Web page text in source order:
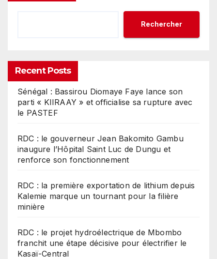
Rechercher
Recent Posts
Sénégal : Bassirou Diomaye Faye lance son
parti « KIIRAAY » et officialise sa rupture avec
le PASTEF
RDC : le gouverneur Jean Bakomito Gambu
inaugure l’Hôpital Saint Luc de Dungu et
renforce son fonctionnement
RDC : la première exportation de lithium depuis
Kalemie marque un tournant pour la filière
minière
RDC : le projet hydroélectrique de Mbombo
franchit une étape décisive pour électrifier le
Kasaï-Central